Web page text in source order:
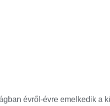
évről-évre emelkedik a